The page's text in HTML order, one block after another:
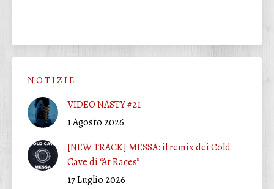
N O T I Z I E
VIDEO NASTY #21
1 Agosto 2026
[NEW TRACK] MESSA: il remix dei Cold
Cave di “At Races”
17 Luglio 2026